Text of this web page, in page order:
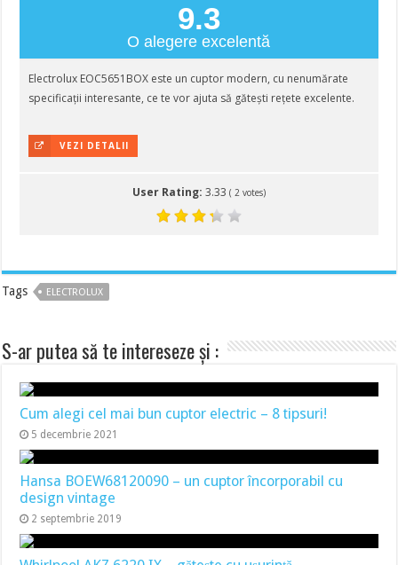
9.3
O alegere excelentă
Electrolux EOC5651BOX este un cuptor modern, cu nenumărate
specificații interesante, ce te vor ajuta să gătești rețete excelente.
VEZI DETALII
User Rating: 3.33 ( 2votes)
Tags ELECTROLUX
S-ar putea să te intereseze și :
Cum alegi cel mai bun cuptor electric – 8 tipsuri!
5 decembrie 2021
Hansa BOEW68120090 – un cuptor încorporabil cu
design vintage
2 septembrie 2019